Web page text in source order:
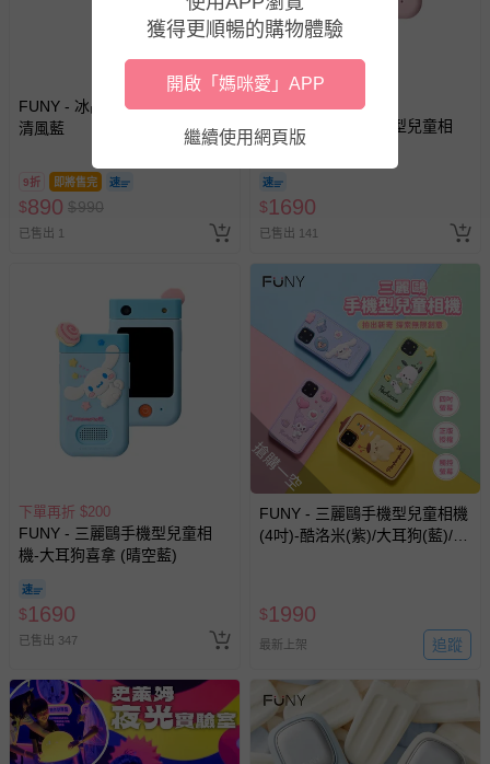
經消費者拆封之影音商品或電腦軟體（例如 DVD、CD
非以有形媒介提供之數位內容或一經提供即為完成之線
上服務，經消費者事先同意始提供（例如線上課程、遊
戲或活動點數等）。
已拆封之以下類型商品：
-個人衛生用品（例如尿布、貼身衣物、泳裝、襪子、地
-接觸性孕哺產品（奶嘴、奶瓶、擠乳器、哺乳衣、托腹
帶束縛衣、餐搖椅等）。
-其他原廠盒裝商品封口處已貼上「不可拆封」，或具警
示字句等說明貼紙、封條者。
國際航空、客運、訂房等服務。
相關的退換貨辦理流程，可詳見：退換貨 & 退款問題
其他常見問題：
運送服務：目前提供的運送僅限台灣本島。如您位於離島地
亦保留出貨與否的權利。離島、偏遠地區、樓層親送等加價
費用，可能會另需加收。
商品實際的配達日期，可於訂單個人資料內的查詢訂單內，
已出貨通知之訊息為主。
如您收到商品，請依正常流程檢查是否完好，若商品遇瑕疵
情形，您可申請更換新品或退貨，請見：退貨的辦理流程
FUNY - 冰晶多功能手持風扇-
清風藍
9折 即將售完
$890 $990
已售出 1
FUNY - 三麗鷗手機型兒童相
機-帕恰狗(活力粉)
$1690
已售出 141
下單再折 $200
FUNY - 三麗鷗手機型兒童相
機-大耳狗喜拿 (晴空藍)
$1690
已售出 347
搶購一空
FUNY - 三麗鷗手機型兒童相機
(4吋)-酷洛米(紫)/大耳狗(藍)/布
$1990
最新上架 追蹤
獲得更順暢的購物體驗
開啟「媽咪愛」APP
繼續使用網頁版